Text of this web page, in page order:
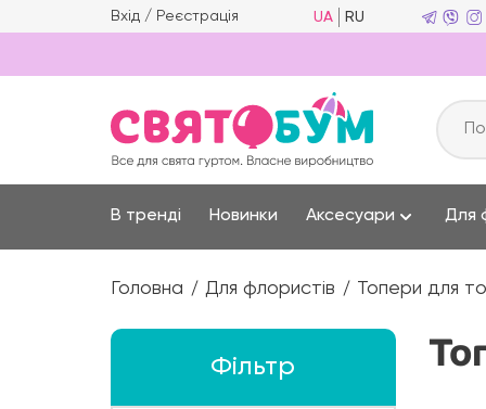
Вхід / Реєстрація UA RU
В тренді Новинки Аксесуари Для
Головна Для флористів Топери для
Фільтр